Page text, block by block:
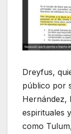
Dreyfus,
público por
Hernández,
espirituales
como